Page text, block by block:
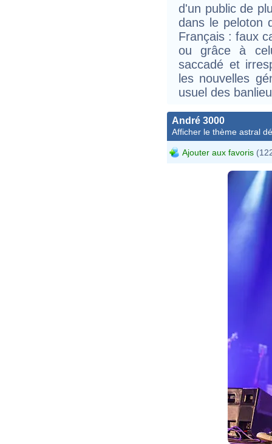
d'un public de
dans le peloton
Français : faux
ou grâce à
saccadé et
les nouvelles
usuel des
André 3000
Afficher le thème astral
Ajouter aux favoris